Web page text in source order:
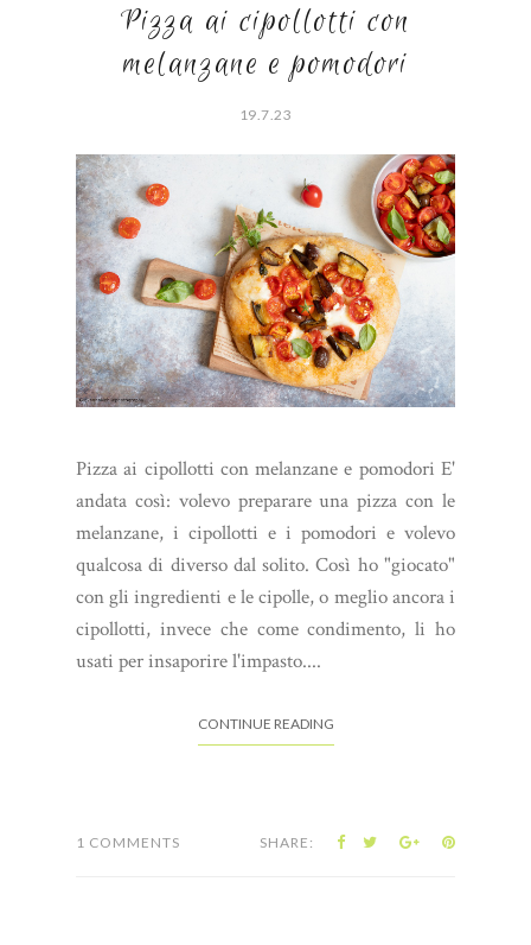
Pizza ai cipollotti con
melanzane e pomodori
19.7.23
Pizza ai cipollotti con melanzane e pomodori E'
andata così: volevo preparare una pizza con le
melanzane, i cipollotti e i pomodori e volevo
qualcosa di diverso dal solito. Così ho "giocato"
con gli ingredienti e le cipolle, o meglio ancora i
cipollotti, invece che come condimento, li ho
usati per insaporire l'impasto....
CONTINUE READING
1 COMMENTS SHARE: